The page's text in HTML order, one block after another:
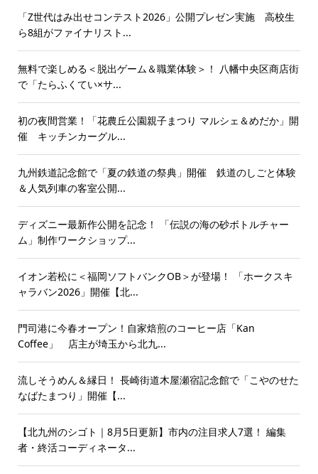
「Z世代はみ出せコンテスト2026」公開プレゼン実施 高校生
ら8組がファイナリスト...
無料で楽しめる＜脱出ゲーム＆職業体験＞！ 八幡中央区商店街
で「たらふくてい×サ...
初の夜間営業！「花農丘公園親子まつり マルシェ＆めだか」開
催 キッチンカーグル...
九州鉄道記念館で「夏の鉄道の祭典」開催 鉄道のしごと体験
＆人気列車の客室公開...
ディズニー最新作公開を記念！ 「伝説の海の砂ボトルチャー
ム」制作ワークショップ...
イオン若松に＜福岡ソフトバンクOB＞が登場！ 「ホークスキ
ャラバン2026」開催【北...
門司港に今春オープン！自家焙煎のコーヒー店「Kan
Coffee」 店主が埼玉から北九...
流しそうめん＆縁日！ 長崎街道木屋瀬宿記念館で「こやのせた
なばたまつり」開催【...
【北九州のシゴト｜8月5日更新】市内の注目求人7選！ 編集
者・終活コーディネータ...